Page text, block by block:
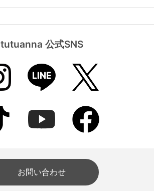
tutuanna 公式SNS
お問い合わせ